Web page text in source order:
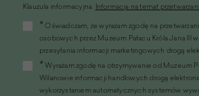
Klauzula informacyjna. Informacja na temat
otworzy
nowym
oknie)
* Oświadczam, że wyrażam zgodę na
osobowych przez Muzeum Pałacu Króla Jana III
przesyłania informacji marketingowych drogą
* Wyrażam zgodę na otrzymywanie od Muzeum
Wilanowie informacji handlowych drogą
wykorzystaniem automatycznych systemów